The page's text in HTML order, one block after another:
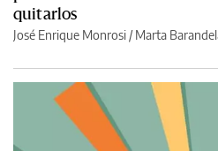
quitarlos
José Enrique Monrosi / Marta